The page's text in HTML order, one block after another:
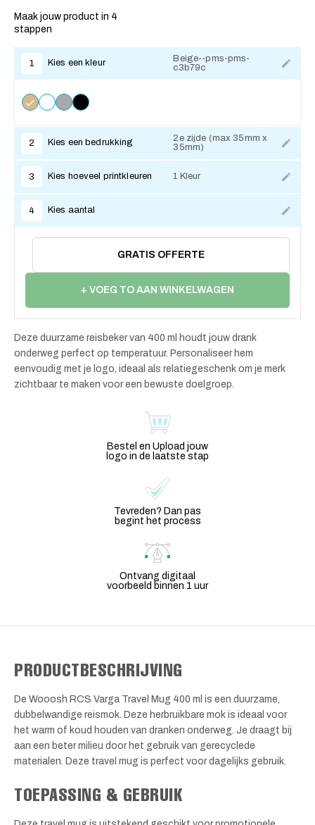
Maak jouw product in 4
stappen
1 Kies een kleur
Beige--pms-pms-
c3b79c
2 Kies een bedrukking
2e zijde (max 35mm x
35mm)
3 Kies hoeveel printkleuren 1 Kleur
4 Kies aantal
GRATIS OFFERTE
+ VOEG TO AAN WINKELWAGEN
Deze duurzame reisbeker van 400 ml houdt jouw drank
onderweg perfect op temperatuur. Personaliseer hem
eenvoudig met je logo, ideaal als relatiegeschenk om je merk
zichtbaar te maken voor een bewuste doelgroep.
Bestel en Upload jouw
logo in de laatste stap
Tevreden? Dan pas
begint het process
Ontvang digitaal
voorbeeld binnen 1 uur
PRODUCTBESCHRIJVING
De Wooosh RCS Varga Travel Mug 400 ml is een duurzame,
dubbelwandige reismok. Deze herbruikbare mok is ideaal voor
het warm of koud houden van dranken onderweg. Je draagt bij
aan een beter milieu door het gebruik van gerecyclede
materialen. Deze travel mug is perfect voor dagelijks gebruik.
TOEPASSING & GEBRUIK